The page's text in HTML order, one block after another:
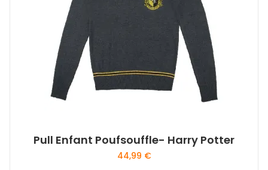
Pull Enfant Poufsouffle- Harry Potter
44,99 €